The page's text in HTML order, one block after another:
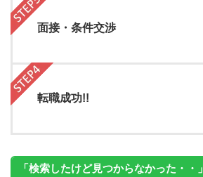
面接・条件交渉
転職成功!!
「検索したけど見つからなかった・・」